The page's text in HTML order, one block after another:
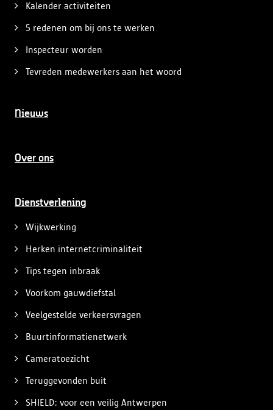
Kalender activiteiten
5 redenen om bij ons te werken
Inspecteur worden
Tevreden medewerkers aan het woord
Nieuws
Over ons
Dienstverlening
Wijkwerking
Herken internetcriminaliteit
Tips tegen inbraak
Voorkom gauwdiefstal
Veelgestelde verkeersvragen
Buurtinformatienetwerk
Cameratoezicht
Teruggevonden buit
SHIELD: voor een veilig Antwerpen